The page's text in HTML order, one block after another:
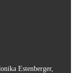
Estenberger,